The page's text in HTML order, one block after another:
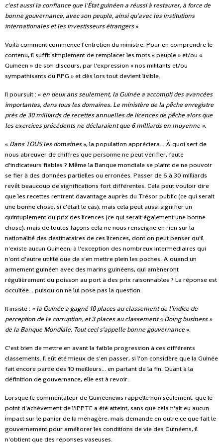
c'est aussi la confiance que l'État guinéen a réussi à restaurer, à force de
bonne gouvernance, avec son peuple, ainsi qu'avec les institutions
internationales et les investisseurs étrangers».
Voilà comment commence l'entretien du ministre. Pour en comprendre le
contenu, il suffit simplement de remplacer les mots « peuple » et/ou «
Guinéen » de son discours, par l'expression « nos militants et/ou
sympathisants du RPG » et dès lors tout devient lisible.
Il poursuit : « en deux ans seulement, la Guinée a accompli des avancées
importantes, dans tous les domaines. Le ministère de la pêche enregistre
près de 30 milliards de recettes annuelles de licences de pêche alors que
les exercices précédents ne déclaraient que 6 milliards en moyenne ».
« Dans TOUS les domaines», la population appréciera... À quoi sert de
nous abreuver de chiffres que personne ne peut vérifier, faute
d'indicateurs fiables ? Même la Banque mondiale se plaint de ne pouvoir
se fier à des données partielles ou erronées. Passer de 6 à 30 milliards
revêt beaucoup de significations fort différentes. Cela peut vouloir dire
que les recettes rentrent davantage auprès du Trésor public (ce qui serait
une bonne chose, si c'était le cas), mais cela peut aussi signifier un
quintuplement du prix des licences (ce qui serait également une bonne
chose), mais de toutes façons cela ne nous renseigne en rien sur la
nationalité des destinataires de ces licences, dont on peut penser qu'il
n'existe aucun Guinéen, à l'exception des nombreux intermédiaires qui
n'ont d'autre utilité que de s'en mettre plein les poches. A quand un
armement guinéen avec des marins guinéens, qui amèneront
régulièrement du poisson au port à des prix raisonnables ? La réponse est
occultée... puisqu'on ne lui pose pas la question.
Il insiste : « la Guinée a gagné 10 places au classement de l'indice de
perception de la corruption, et 3 places au classement « Doing business »
de la Banque Mondiale. Tout ceci s'appelle bonne gouvernance ».
C'est bien de mettre en avant la faible progression à ces différents
classements. Il eût été mieux de s'en passer, si l'on considère que la Guinée
fait encore partie des 10 meilleurs... en partant de la fin. Quant à la
définition de gouvernance, elle est à revoir.
Lorsque le commentateur de Guinéenews rappelle non seulement, que le
point d'achèvement de l'IPPTE a été atteint, sans que cela n’ait eu aucun
impact sur le panier de la ménagère, mais demande en outre ce que fait le
gouvernement pour améliorer les conditions de vie des Guinéens, il
n'obtient que des réponses vaseuses.